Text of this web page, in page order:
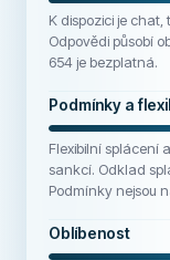
K dispozici je
Odpovědi působí
654 je bezplatná.
Podmínky a
Flexibilní splácení
sankcí. Odklad
Podmínky nejsou
Oblíbenost